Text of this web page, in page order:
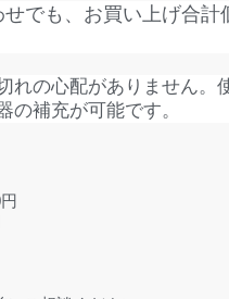
でも、お買い上げ合
れの心配がありません。
の補充が可能です。